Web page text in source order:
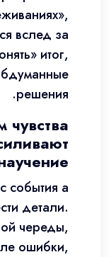
вслед за
итог,
решения.
чувства
события а
детали.
череды,
ошибки,